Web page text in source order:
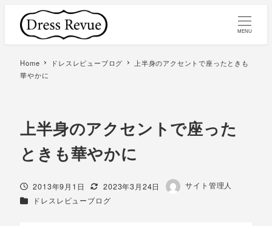
MENU
Home ドレスレビューブログ
上半身のアクセントで座ったときも
華やかに
上半身のアクセントで座った
ときも華やかに
投稿日
2013年9月1日 更新日
2023年3月24日
著
サイト管理人
カテゴリー
ドレスレビューブログ